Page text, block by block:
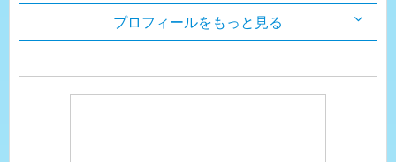
プロフィールをもっと見る